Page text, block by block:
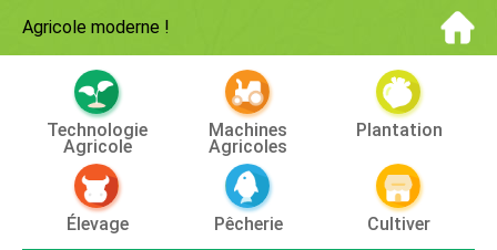
Agricole moderne !
Technologie
Agricole
Machines
Agricoles
Plantation
Élevage Pêcherie
Cultiver